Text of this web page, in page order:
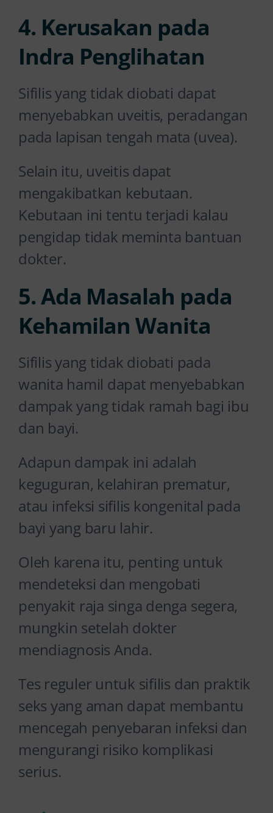
4. Kerusakan pada
Indra Penglihatan
Sifilis yang tidak diobati dapat
menyebabkan uveitis, peradangan
pada lapisan tengah mata (uvea).
Selain itu, uveitis dapat
mengakibatkan kebutaan.
Kebutaan ini tentu terjadi kalau
pengidap tidak meminta bantuan
dokter.
5. Ada Masalah pada
Kehamilan Wanita
Sifilis yang tidak diobati pada
wanita hamil dapat menyebabkan
dampak yang tidak ramah bagi ibu
dan bayi.
Adapun dampak ini adalah
keguguran, kelahiran prematur,
atau infeksi sifilis kongenital pada
bayi yang baru lahir.
Oleh karena itu, penting untuk
mendeteksi dan mengobati
penyakit raja singa denga segera,
mungkin setelah dokter
mendiagnosis Anda.
Tes reguler untuk sifilis dan praktik
seks yang aman dapat membantu
mencegah penyebaran infeksi dan
mengurangi risiko komplikasi
serius.